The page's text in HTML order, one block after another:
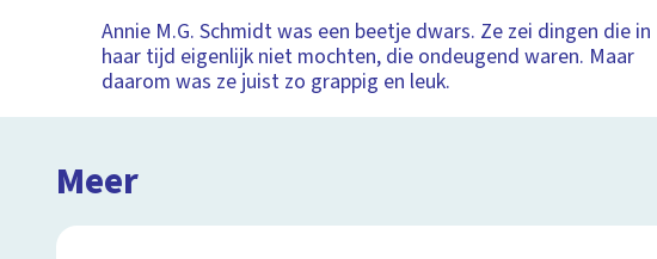
Annie M.G. Schmidt was een beetje dwars. Ze zei dingen die in
haar tijd eigenlijk niet mochten, die ondeugend waren. Maar
daarom was ze juist zo grappig en leuk.
Meer